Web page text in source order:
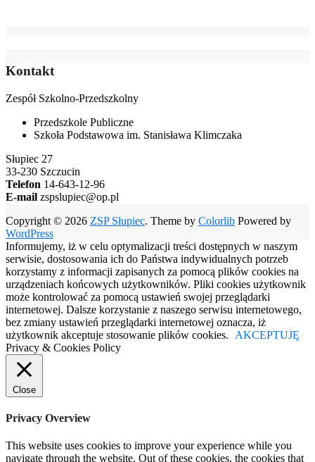
Kontakt
Zespół Szkolno-Przedszkolny
Przedszkole Publiczne
Szkoła Podstawowa im. Stanisława Klimczaka
Słupiec 27
33-230 Szczucin
Telefon 14-643-12-96
E-mail zspslupiec@op.pl
Copyright © 2026 ZSP Słupiec. Theme by Colorlib Powered by
WordPress
Informujemy, iż w celu optymalizacji treści dostępnych w naszym
serwisie, dostosowania ich do Państwa indywidualnych potrzeb
korzystamy z informacji zapisanych za pomocą plików cookies na
urządzeniach końcowych użytkowników. Pliki cookies użytkownik
może kontrolować za pomocą ustawień swojej przeglądarki
internetowej. Dalsze korzystanie z naszego serwisu internetowego,
bez zmiany ustawień przeglądarki internetowej oznacza, iż
użytkownik akceptuje stosowanie plików cookies.
AKCEPTUJĘ
Privacy & Cookies Policy
Close
Privacy Overview
This website uses cookies to improve your experience while you
navigate through the website. Out of these cookies, the cookies that